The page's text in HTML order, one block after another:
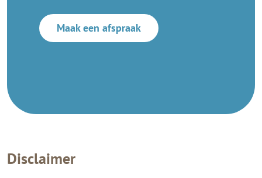
Maak een afspraak
Disclaimer